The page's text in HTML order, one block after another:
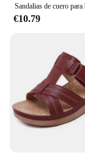
€10.79